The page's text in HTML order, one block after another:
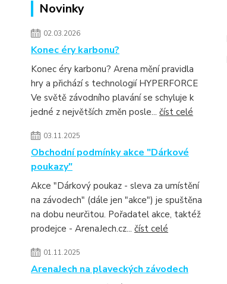
Novinky
02.03.2026
Konec éry karbonu?
Konec éry karbonu? Arena mění pravidla
hry a přichází s technologií HYPERFORCE
Ve světě závodního plavání se schyluje k
jedné z největších změn posle... číst celé
03.11.2025
Obchodní podmínky akce "Dárkové
poukazy"
Akce "Dárkový poukaz - sleva za umístění
na závodech" (dále jen "akce") je spuštěna
na dobu neurčitou. Pořadatel akce, taktéž
prodejce - ArenaJech.cz... číst celé
01.11.2025
ArenaJech na plaveckých závodech